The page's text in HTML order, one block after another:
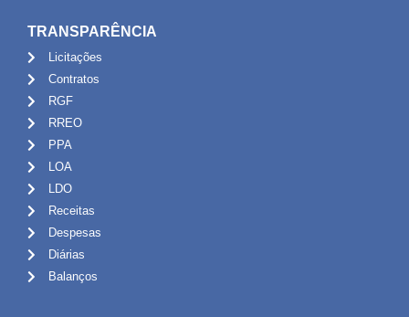
TRANSPARÊNCIA
Licitações
Contratos
RGF
RREO
PPA
LOA
LDO
Receitas
Despesas
Diárias
Balanços